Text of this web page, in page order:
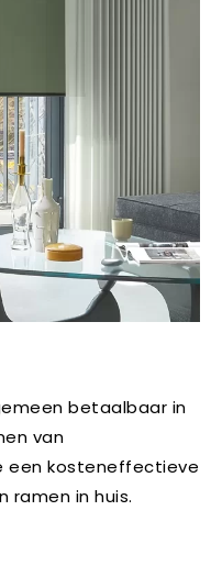
betaalbaar in
van
een kosteneffectieve
ramen in huis.